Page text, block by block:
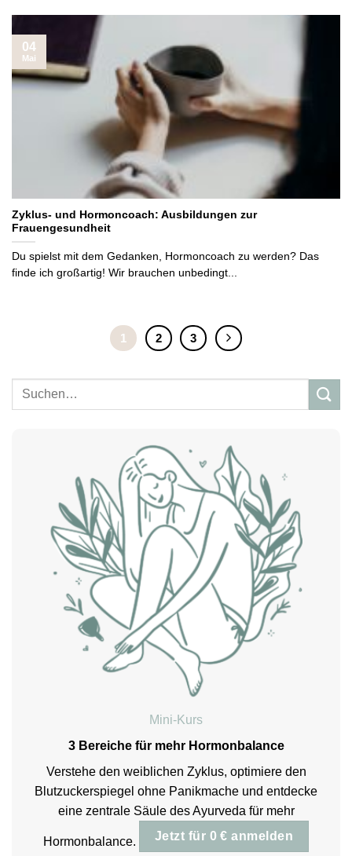
Zyklus- und Hormoncoach: Ausbildungen zur
Frauengesundheit
Du spielst mit dem Gedanken, Hormoncoach zu werden? Das
finde ich großartig! Wir brauchen unbedingt...
04
Mai
1 2 3
Mini-Kurs
3 Bereiche für mehr Hormonbalance
Verstehe den weiblichen Zyklus, optimiere den
Blutzuckerspiegel ohne Panikmache und entdecke
eine zentrale Säule des Ayurveda für mehr
Hormonbalance. Jetzt für 0 € anmelden